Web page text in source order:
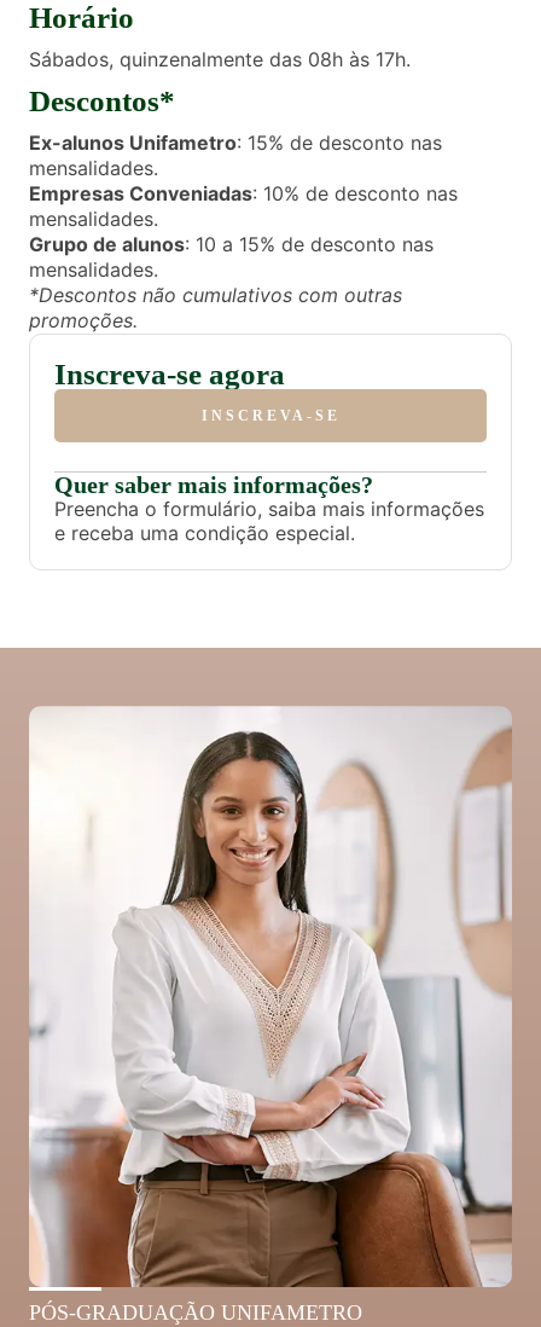
Horário
Sábados, quinzenalmente das 08h às 17h.
Descontos*
Ex-alunos Unifametro: 15% de desconto nas
mensalidades.
Empresas Conveniadas: 10% de desconto nas
mensalidades.
Grupo de alunos: 10 a 15% de desconto nas
mensalidades.
*Descontos não cumulativos com outras
promoções.
Inscreva-se agora
INSCREVA-SE
Quer saber mais informações?
Preencha o formulário, saiba mais informações
e receba uma condição especial.
PÓS-GRADUAÇÃO UNIFAMETRO